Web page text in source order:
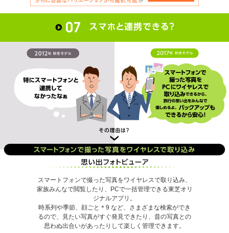
スマートフォンで撮った写真をワイヤレスで取り込み、
家族みんなで閲覧したり、PCで一括管理できる東芝オリ
ジナルアプリ。
時系列や季節、顔ごと ＊9 など、さまざまな検索ができ
るので、見たい写真がすぐ発見できたり、昔の写真との
思わぬ出合いがあったりして楽しく管理できます。